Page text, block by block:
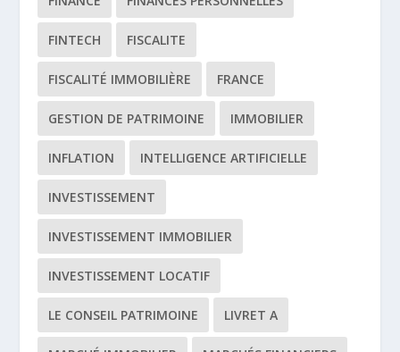
FINTECH FISCALITE
FISCALITÉ IMMOBILIÈRE FRANCE
GESTION DE PATRIMOINE IMMOBILIER
INFLATION INTELLIGENCE ARTIFICIELLE
INVESTISSEMENT
INVESTISSEMENT IMMOBILIER
INVESTISSEMENT LOCATIF
LE CONSEIL PATRIMOINE LIVRET A